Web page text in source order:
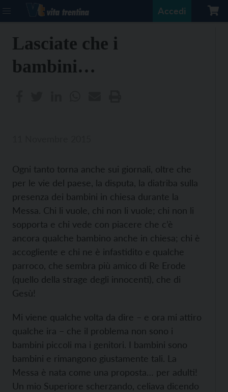
Accedi
Lasciate che i
bambini…
Ogni tanto torna anche sui giornali, oltre che
per le vie del paese, la disputa, la diatriba sulla
presenza dei bambini in chiesa durante la
Messa. Chi li vuole, chi non li vuole; chi non li
sopporta e chi vede con piacere che c’è
ancora qualche bambino anche in chiesa; chi è
accogliente e chi ne è infastidito e qualche
parroco, che sembra più amico di Re Erode
(quello della strage degli innocenti), che di
Gesù!
Mi viene qualche volta da dire – e ora mi attiro
qualche ira – che il problema non sono i
bambini piccoli ma i genitori. I bambini sono
bambini e rimangono giustamente tali. La
Messa è nata come una proposta… per adulti!
Un mio Superiore scherzando, celiava dicendo